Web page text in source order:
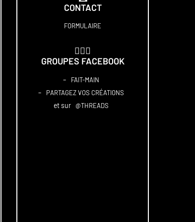
CONTACT
FORMULAIRE
🏋🏻‍♀️
GROUPES FACEBOOK
– FAIT-MAIN
– PARTAGEZ VOS CRÉATIONS
et sur @THREADS